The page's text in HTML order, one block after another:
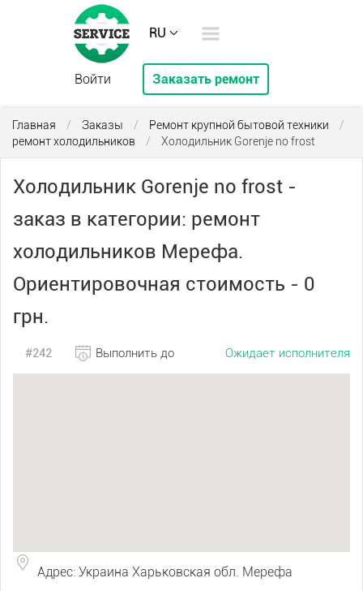
RU
Войти Заказать ремонт
Главная / Заказы / Ремонт крупной бытовой техники
/
ремонт холодильников
/ Холодильник Gorenje no frost
Холодильник Gorenje no frost -
заказ в категории: ремонт
холодильников Мерефа.
Ориентировочная стоимость - 0
грн.
#242 Ожидает исполнителя
Выполнить до
Адрес: Украина Харьковская обл. Мерефа